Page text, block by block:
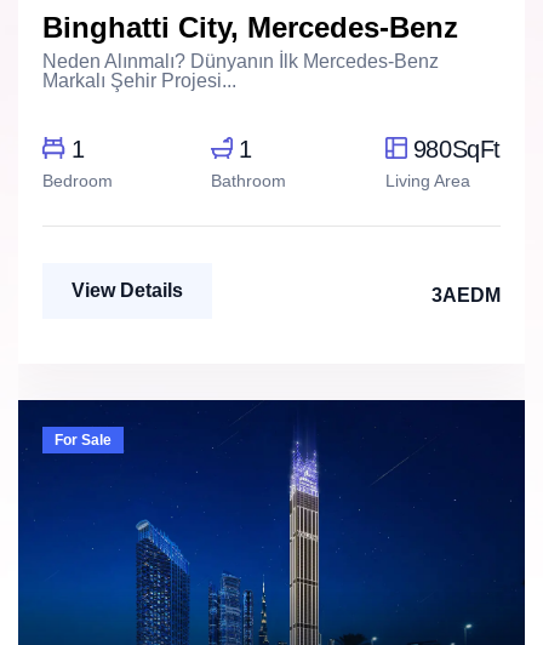
Binghatti City, Mercedes-Benz
Neden Alınmalı? Dünyanın İlk Mercedes-Benz
Markalı Şehir Projesi...
1
Bedroom
1
Bathroom
980SqFt
Living Area
View Details 3AEDM
For Sale